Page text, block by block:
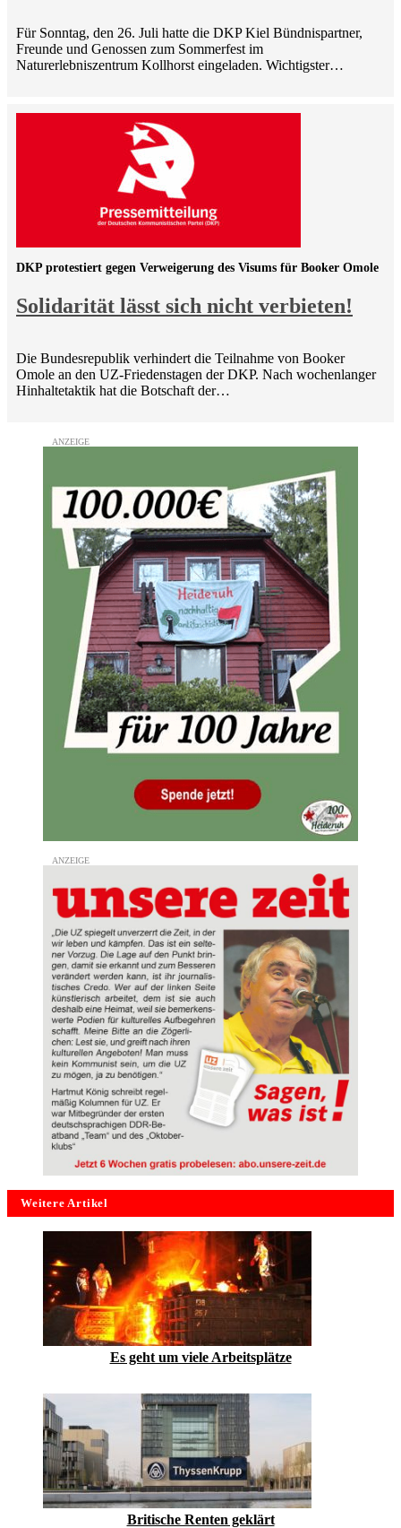
Für Sonntag, den 26. Juli hatte die DKP Kiel Bündnispartner,
Freunde und Genossen zum Sommerfest im
Naturerlebniszentrum Kollhorst eingeladen. Wichtigster…
Solidarität lässt sich nicht verbieten!
DKP protestiert gegen Verweigerung des Visums für Booker Omole
Die Bundesrepublik verhindert die Teilnahme von Booker
Omole an den UZ-Friedenstagen der DKP. Nach wochenlanger
Hinhaltetaktik hat die Botschaft der…
Weitere Artikel
Es geht um viele Arbeitsplätze
Britische Renten geklärt